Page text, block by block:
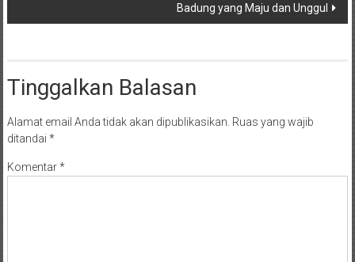
Badung yang Maju dan Unggul
Tinggalkan Balasan
Alamat email Anda tidak akan dipublikasikan. Ruas yang wajib
ditandai *
Komentar*